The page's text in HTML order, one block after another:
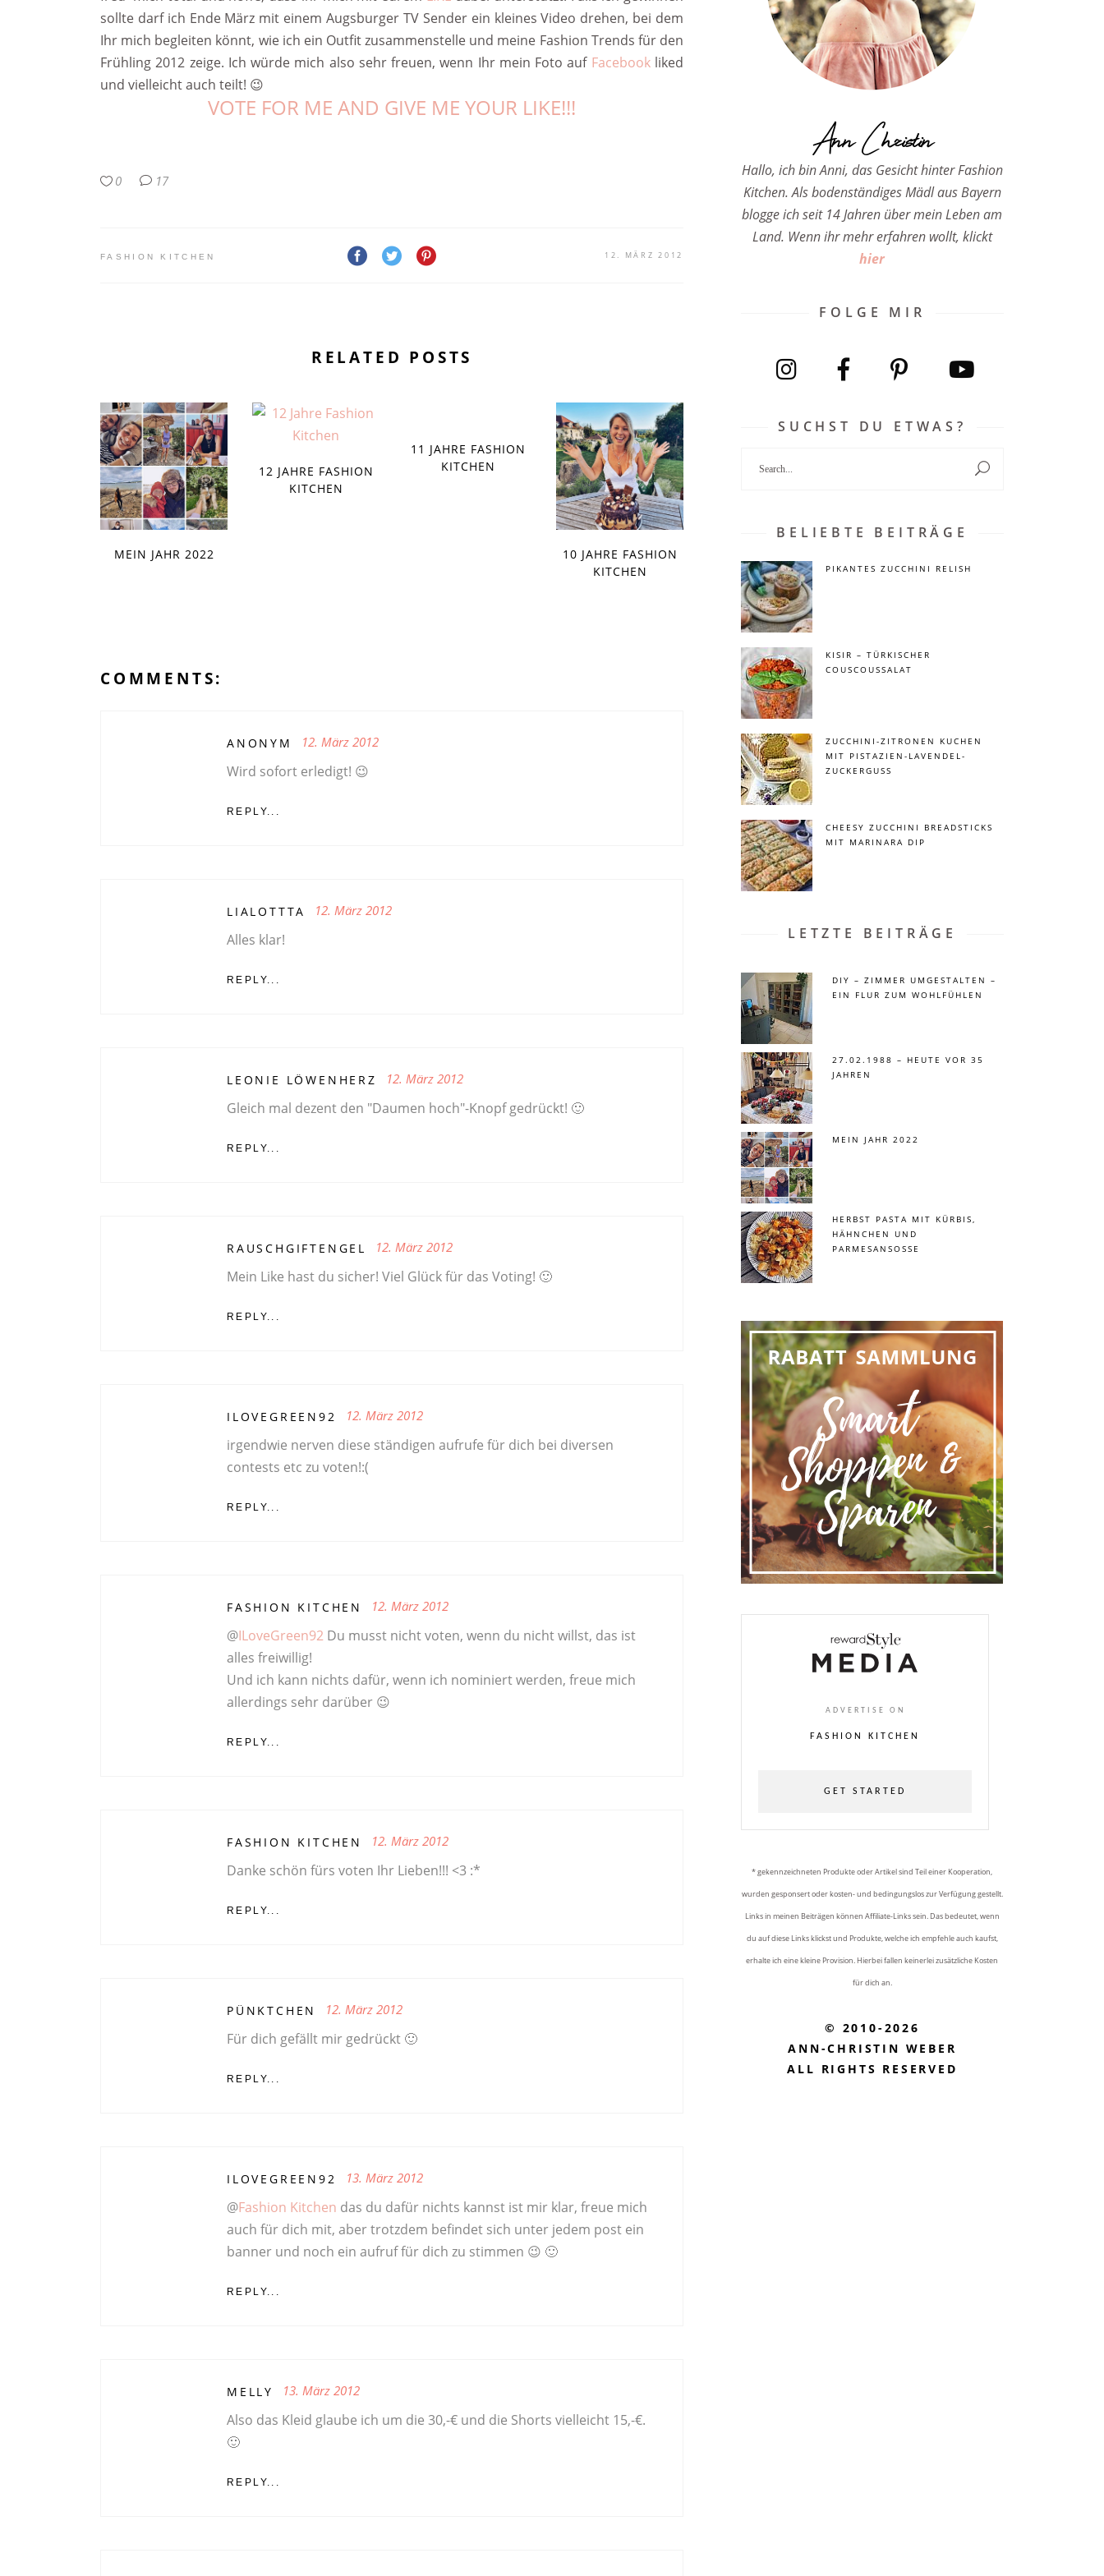
sollte darf ich Ende März mit einem Augsburger TV Sender ein kleines Video drehen, bei dem
Ihr mich begleiten könnt, wie ich ein Outfit zusammenstelle und meine Fashion Trends für den
Frühling 2012 zeige. Ich würde mich also sehr freuen, wenn Ihr mein Foto auf Facebookliked
und vielleicht auch teilt! 😉
VOTE FOR ME AND GIVE ME YOUR LIKE!!!
0 17
FASHION KITCHEN 12. MÄRZ 2012
RELATED POSTS
MEIN JAHR 2022
12 JAHRE FASHION
KITCHEN
11 JAHRE FASHION
KITCHEN
10 JAHRE FASHION
KITCHEN
COMMENTS:
ANONYM 12. März 2012
Wird sofort erledigt! 😉
REPLY...
LIALOTTTA 12. März 2012
Alles klar!
REPLY...
LEONIE LÖWENHERZ 12. März 2012
Gleich mal dezent den "Daumen hoch"-Knopf gedrückt! 🙂
REPLY...
RAUSCHGIFTENGEL 12. März 2012
Mein Like hast du sicher! Viel Glück für das Voting! 🙂
REPLY...
ILOVEGREEN92 12. März 2012
irgendwie nerven diese ständigen aufrufe für dich bei diversen
contests etc zu voten!:(
REPLY...
FASHION KITCHEN 12. März 2012
@ILoveGreen92 Du musst nicht voten, wenn du nicht willst, das ist
alles freiwillig!
Und ich kann nichts dafür, wenn ich nominiert werden, freue mich
allerdings sehr darüber 😉
REPLY...
FASHION KITCHEN 12. März 2012
Danke schön fürs voten Ihr Lieben!!! <3 :*
REPLY...
PÜNKTCHEN 12. März 2012
Für dich gefällt mir gedrückt 🙂
REPLY...
ILOVEGREEN92 13. März 2012
@Fashion Kitchen das du dafür nichts kannst ist mir klar, freue mich
auch für dich mit, aber trotzdem befindet sich unter jedem post ein
banner und noch ein aufruf für dich zu stimmen 😉 🙂
REPLY...
MELLY 13. März 2012
Also das Kleid glaube ich um die 30,-€ und die Shorts vielleicht 15,-€.
🙂
REPLY...
Ann Christin
Hallo, ich bin Anni, das Gesicht hinter Fashion
Kitchen. Als bodenständiges Mädl aus Bayern
blogge ich seit 14 Jahren über mein Leben am
Land. Wenn ihr mehr erfahren wollt, klickt
hier
FOLGE MIR
SUCHST DU ETWAS?
BELIEBTE BEITRÄGE
PIKANTES ZUCCHINI RELISH
KISIR – TÜRKISCHER
COUSCOUSSALAT
ZUCCHINI-ZITRONEN KUCHEN
MIT PISTAZIEN-LAVENDEL-
ZUCKERGUSS
CHEESY ZUCCHINI BREADSTICKS
MIT MARINARA DIP
LETZTE BEITRÄGE
DIY – ZIMMER UMGESTALTEN –
EIN FLUR ZUM WOHLFÜHLEN
27.02.1988 – HEUTE VOR 35
JAHREN
MEIN JAHR 2022
HERBST PASTA MIT KÜRBIS,
HÄHNCHEN UND
PARMESANSOSSE
ADVERTISE ON
FASHION KITCHEN
GET STARTED
* gekennzeichneten Produkte oder Artikel sind Teil einer Kooperation,
wurden gesponsert oder kosten- und bedingungslos zur Verfügung gestellt.
Links in meinen Beiträgen können Affiliate-Links sein. Das bedeutet, wenn
du auf diese Links klickst und Produkte, welche ich empfehle auch kaufst,
erhalte ich eine kleine Provision. Hierbei fallen keinerlei zusätzliche Kosten
für dich an.
© 2010-2026
ANN-CHRISTIN WEBER
ALL RIGHTS RESERVED